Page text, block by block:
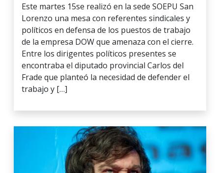
Este martes 15se realizó en la sede SOEPU San
Lorenzo una mesa con referentes sindicales y
políticos en defensa de los puestos de trabajo
de la empresa DOW que amenaza con el cierre.
Entre los dirigentes políticos presentes se
encontraba el diputado provincial Carlos del
Frade que planteó la necesidad de defender el
trabajo y […]